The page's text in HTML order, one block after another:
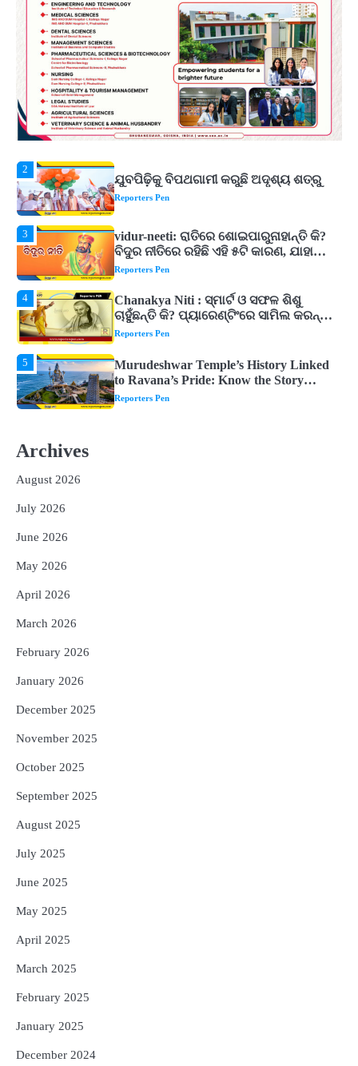
Behind the 123-Foot Shiva Statue by the
Reporters Pen
ମହାନଦୀରେ ବଢୁଛି ପାଣି, ହୀରାକୁଦରେ ୧୨ ଗେଟ୍
ଖୋଲିଲା
ଯୁବପିଢ଼ିକୁ ବିପଥଗାମୀ କରୁଛି ଅଦୃଶ୍ୟ ଶତ୍ରୁ
Reporters Pen
3
vidur-neeti: ରାତିରେ ଶୋଇପାରୁନାହାନ୍ତି କି?
ବିଦୁର ନୀତିରେ ରହିଛି ଏହି ୫ଟି କାରଣ, ଯାହା
ଉଡ଼ାଇ ଦିଏ ନିଦ
Reporters Pen
4
Chanakya Niti : ସ୍ମାର୍ଟ ଓ ସଫଳ ଶିଶୁ
ଚାହୁଁଛନ୍ତି କି? ପ୍ୟାରେଣ୍ଟିଂରେ ସାମିଲ କରନ୍ତୁ
ଚାଣକ୍ୟଙ୍କ ଏହି ୬ଟି କଥା
Reporters Pen
5
Murudeshwar Temple’s History Linked
to Ravana’s Pride: Know the Story
Behind the 123-Foot Shiva Statue by the
Sea
Reporters Pen
1
ମହାନଦୀରେ ବଢୁଛି ପାଣି, ହୀରାକୁଦରେ ୧୨ ଗେଟ୍
ଖୋଲିଲା
Reporters Pen
5
Archives
August 2026
July 2026
June 2026
May 2026
April 2026
March 2026
February 2026
January 2026
December 2025
November 2025
October 2025
September 2025
August 2025
July 2025
June 2025
May 2025
April 2025
March 2025
February 2025
January 2025
December 2024